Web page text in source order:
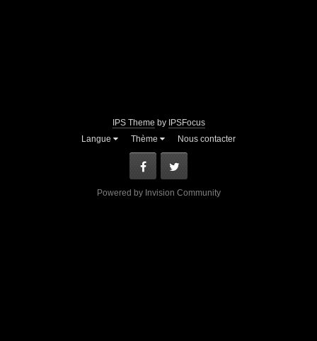
IPS Theme by IPSFocus
Langue
Thème Nous contacter
Facebook
Powered by Invision Community